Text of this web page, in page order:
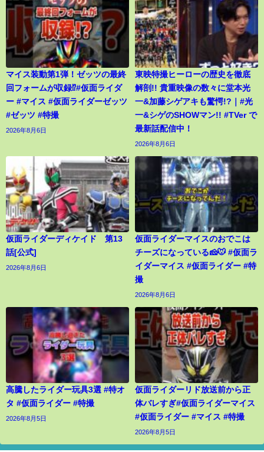
マイス装動第1弾！ゼッツの最終
回フォームが収録⁉︎#仮面ライダ
ー #マイス #仮面ライダーゼッツ
#ゼッツ #特撮
2026年8月6日
東映特撮ヒーローの歴史を徹底
解剖!! 貴重映像の数々に堂本光
一&加藤シゲアキも驚愕!?｜#光
一&シゲのSHOWマン!! #TVer で
最新話配信中！
2026年8月6日
仮面ライダーディケイド 第13
話[公式]
2026年8月6日
仮面ライダーマイスのおでこは
チーズになっている🧀🐭 #仮面ラ
イダーマイス #仮面ライダー #特
撮
2026年8月6日
高騰したライダー玩具3選 #特オ
タ #仮面ライダー #特撮
2026年8月5日
仮面ライダーリド放送前から正
体バレすぎ#仮面ライダーマイス
#仮面ライダー #マイス #特撮
2026年8月5日